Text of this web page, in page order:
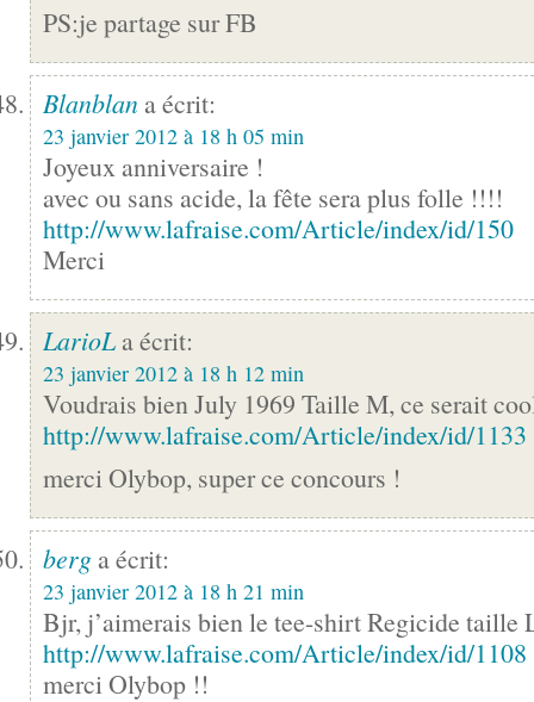
PS:je partage sur FB
Blanblan a écrit:
23 janvier 2012 à 18 h 05 min
Joyeux anniversaire !
avec ou sans acide, la fête sera plus folle !!!!
http://www.lafraise.com/Article/index/id/150
Merci
LarioL a écrit:
23 janvier 2012 à 18 h 12 min
Voudrais bien July 1969 Taille M, ce serait
http://www.lafraise.com/Article/index/id/1133
merci Olybop, super ce concours !
berg a écrit:
23 janvier 2012 à 18 h 21 min
Bjr, j’aimerais bien le tee-shirt Regicide taille
http://www.lafraise.com/Article/index/id/1108
merci Olybop !!